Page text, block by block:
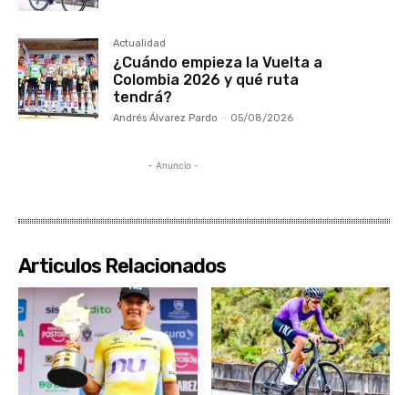
Actualidad
¿Cuándo empieza la Vuelta a
Colombia 2026 y qué ruta
tendrá?
Andrés Álvarez Pardo - 05/08/2026
- Anuncio -
Articulos Relacionados